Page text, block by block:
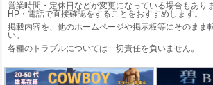
営業時間・定休日などが変更になっている場合もあり
HP・電話で直接確認をすることをおすすめします。
掲載内容を、他のホームページや掲示板等にそのまま
い。
各種のトラブルについては一切責任を負いません。